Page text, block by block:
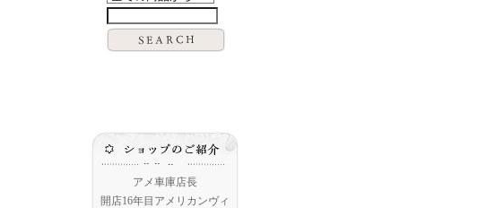
アメ車庫店長
開店16年目アメリカンヴィ